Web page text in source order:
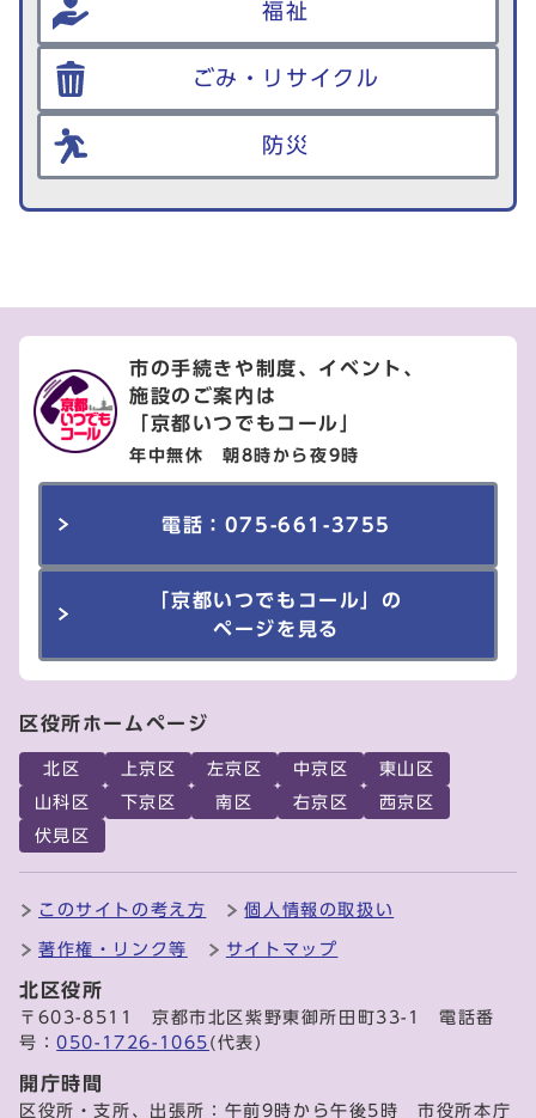
福祉
ごみ・リサイクル
防災
市の手続きや制度、イベント、
施設のご案内は
「京都いつでもコール」
年中無休 朝8時から夜9時
電話：075-661-3755
「京都いつでもコール」の
ページを見る
区役所ホームページ
北区 上京区 左京区 中京区
東山区
山科区
下京区 南区 右京区
西京区
伏見区
このサイトの考え方 個人情報の取扱い
著作権・リンク等 サイトマップ
北区役所
〒603-8511 京都市北区紫野東御所田町33-1 電話番
号：050-1726-1065 (代表)
開庁時間
区役所・支所、出張所：午前9時から午後5時 市役所本庁